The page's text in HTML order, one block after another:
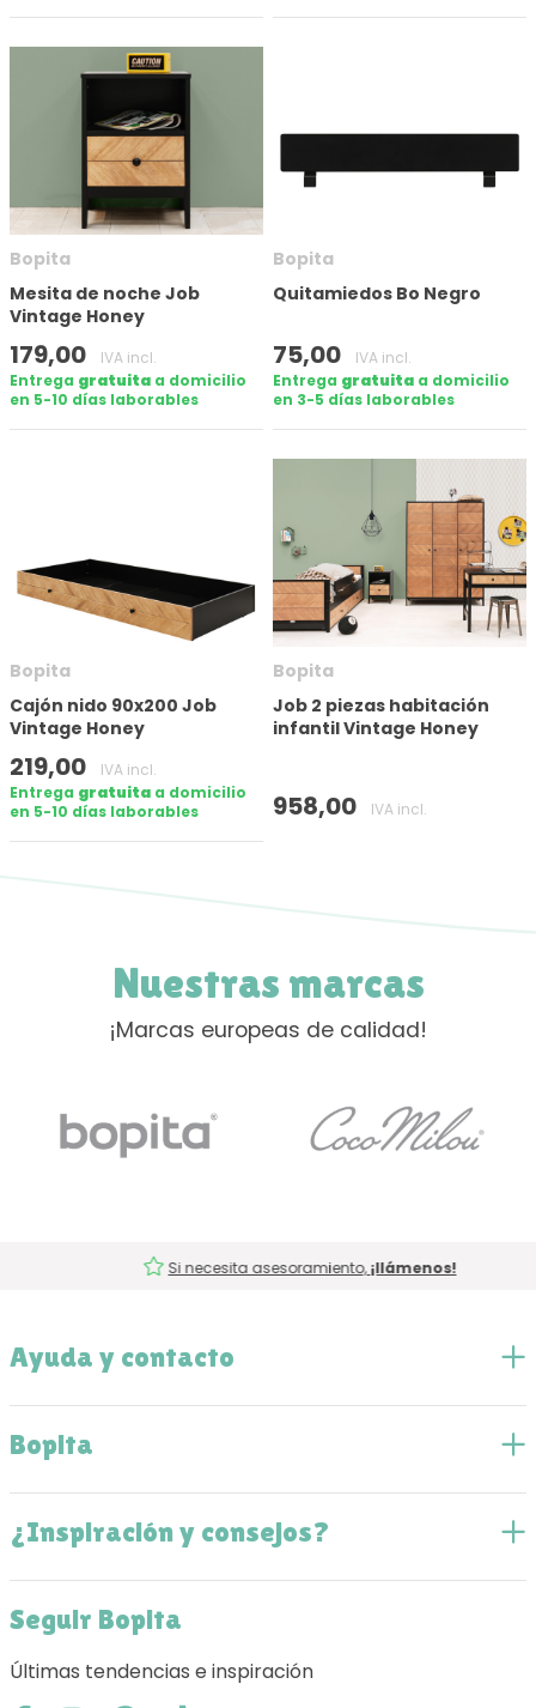
Bopita
Mesita de noche Job
Vintage Honey
179,00
IVA incl.
Entrega gratuita a domicilio
en 5-10 días laborables
Bopita
Quitamiedos Bo Negro
75,00
IVA incl.
Entrega gratuitaa domicilio
en 3-5 días laborables
Bopita
Cajón nido 90x200 Job
Vintage Honey
219,00
IVA incl.
Entrega gratuita a domicilio
en 5-10 días laborables
Bopita
Job 2 piezas habitación
infantil Vintage Honey
958,00 IVA incl.
Nuestras marcas
¡Marcas europeas de calidad!
Si necesita asesoramiento,¡llámenos!
Ayuda y contacto
Bopita
¿Inspiración y consejos?
Seguir Bopita
Últimas tendencias e inspiración